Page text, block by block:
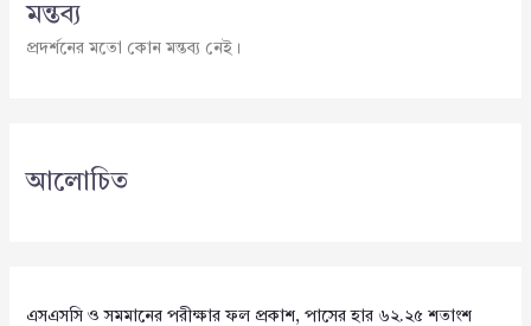
মন্তব্য
প্রদর্শনের মতো কোন মন্তব্য নেই।
আলোচিত
এসএসসি ও সমমানের পরীক্ষার ফল প্রকাশ, পাসের হার ৬২.২৫ শতাংশ